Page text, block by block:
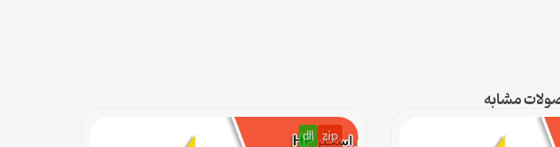
مشابه
zip
dll